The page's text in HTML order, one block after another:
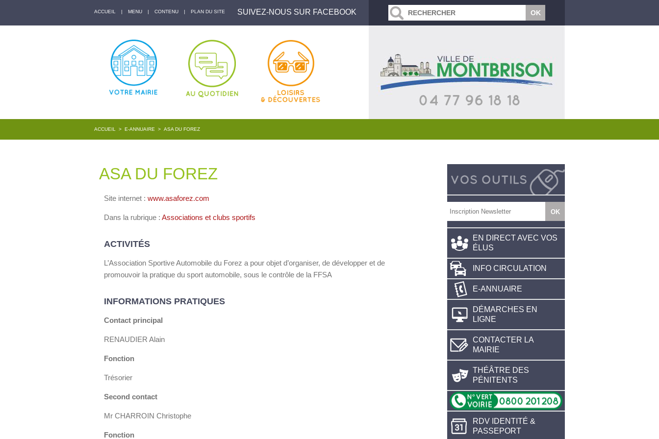
ACCUEIL | MENU | CONTENU | PLAN DU SITE SUIVEZ-NOUS SUR FACEBOOK
ACCUEIL > E-ANNUAIRE > ASA DU FOREZ
ASA DU FOREZ
Site internet : www.asaforez.com
Dans la rubrique : Associations et clubs sportifs
ACTIVITÉS
L’Association Sportive Automobile du Forez a pour objet d’organiser, de développer et de
promouvoir la pratique du sport automobile, sous le contrôle de la FFSA
INFORMATIONS PRATIQUES
Contact principal
RENAUDIER Alain
Fonction
Trésorier
Second contact
Mr CHARROIN Christophe
Fonction
EN DIRECT AVEC VOS
ÉLUS
INFO CIRCULATION
E-ANNUAIRE
DÉMARCHES EN
LIGNE
CONTACTER LA
MAIRIE
THÉÂTRE DES
PÉNITENTS
RDV IDENTITÉ &
PASSEPORT